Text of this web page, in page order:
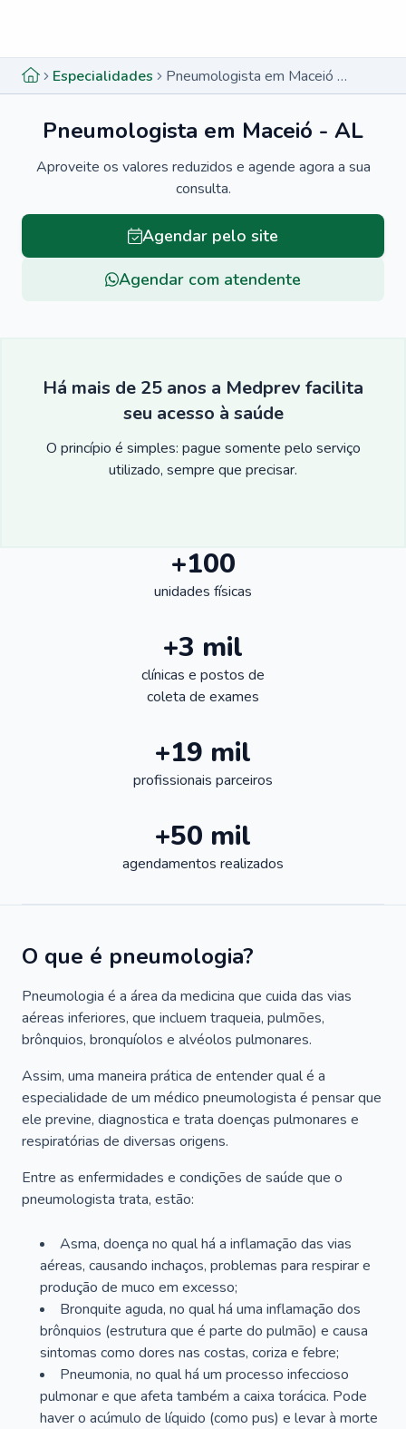
Especialidades Pneumologista em Maceió - AL
Pneumologista em Maceió - AL
Aproveite os valores reduzidos e agende agora a sua
consulta.
Agendar pelo site
Agendar com atendente
Há mais de 25 anos a Medprev facilita
seu acesso à saúde
O princípio é simples: pague somente pelo serviço
utilizado, sempre que precisar.
+100
unidades físicas
+3 mil
clínicas e postos de
coleta de exames
+19 mil
profissionais parceiros
+50 mil
agendamentos realizados
O que é pneumologia?
Pneumologia é a área da medicina que cuida das vias
aéreas inferiores, que incluem traqueia, pulmões,
brônquios, bronquíolos e alvéolos pulmonares.
Assim, uma maneira prática de entender qual é a
especialidade de um médico pneumologista é pensar que
ele previne, diagnostica e trata doenças pulmonares e
respiratórias de diversas origens.
Entre as enfermidades e condições de saúde que o
pneumologista trata, estão:
Asma, doença no qual há a inflamação das vias
aéreas, causando inchaços, problemas para respirar e
produção de muco em excesso;
Bronquite aguda, no qual há uma inflamação dos
brônquios (estrutura que é parte do pulmão) e causa
sintomas como dores nas costas, coriza e febre;
Pneumonia, no qual há um processo infeccioso
pulmonar e que afeta também a caixa torácica. Pode
haver o acúmulo de líquido (como pus) e levar à morte